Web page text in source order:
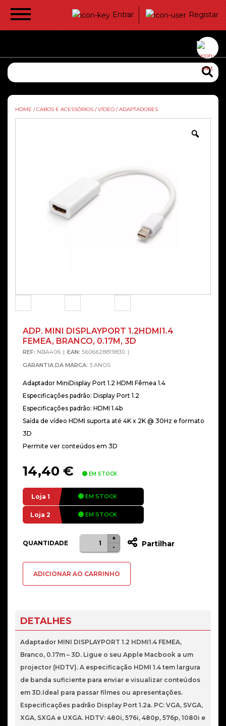
Entrar Registar
HOME / CABOS E ACESSÓRIOS / VÍDEO / ADAPTADORES
ADP. MINI DISPLAYPORT 1.2HDMI1.4
FEMEA, BRANCO, 0.17M, 3D
REF: NBA406 EAN: 5606628819830
GARANTIA DA MARCA: 3 ANOS
Adaptador MiniDisplay Port 1.2 HDMI Fêmea 1.4
Especificações padrão: Display Port 1.2
Especificações padrão: HDMI 1.4b
Saída de vídeo HDMI suporta até 4K x 2K @ 30Hz e formato
3D
Permite ver conteúdos em 3D
14,40 € EM STOCK
Loja 1 EM STOCK
Loja 2 EM STOCK
QUANTIDADE
Quantidade
de
MINI
BRANCO,
0.17M,
3D
-
+
Partilhar
ADICIONAR AO CARRINHO
DETALHES
Adaptador MINI DISPLAYPORT 1.2 HDMI1.4 FEMEA,
Branco, 0.17m – 3D. Ligue o seu Apple Macbook a um
projector (HDTV). A especificação HDMI 1.4 tem largura
de banda suficiente para enviar e visualizar conteúdos
em 3D.Ideal para passar filmes ou apresentações.
Especificações padrão Display Port 1.2a. PC: VGA, SVGA,
XGA, SXGA e UXGA. HDTV: 480i, 576i, 480p, 576p, 1080i e